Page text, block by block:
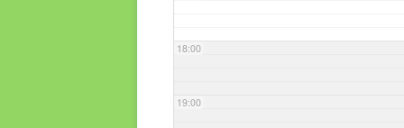
18:00
19:00